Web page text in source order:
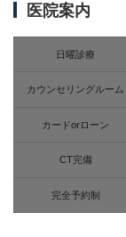
医院案内
日曜診療
カウンセリングルーム
カードorローン
CT完備
完全予約制